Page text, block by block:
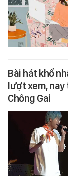
Bài hát khổ
lượt xem,
Chông Gai